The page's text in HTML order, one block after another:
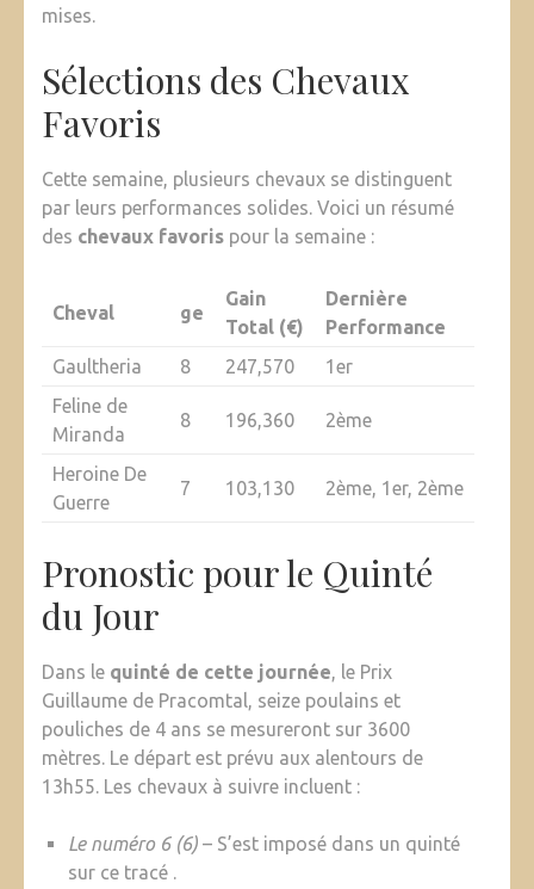
mises.
Sélections des Chevaux
Favoris
Cette semaine, plusieurs chevaux se distinguent
par leurs performances solides. Voici un résumé
des chevaux favoris pour la semaine :
Cheval ge
Gain
Total (€)
Dernière
Performance
Gaultheria
8 247,570
1er
Feline de
Miranda
8 196,360 2ème
Heroine De
Guerre
7 103,130 2ème, 1er, 2ème
Pronostic pour le Quinté
du Jour
Dans le quinté de cette journée, le Prix
Guillaume de Pracomtal, seize poulains et
pouliches de 4 ans se mesureront sur 3600
mètres. Le départ est prévu aux alentours de
13h55. Les chevaux à suivre incluent :
Le numéro 6 (6) – S’est imposé dans un quinté
sur ce tracé .